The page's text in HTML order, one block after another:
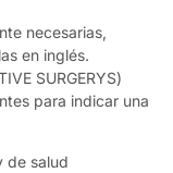
necesarias,
en inglés.
SURGERYS)
para indicar una
de salud